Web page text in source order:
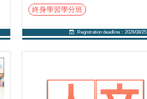
終身學習學分班
Registration deadline：2026/08/25